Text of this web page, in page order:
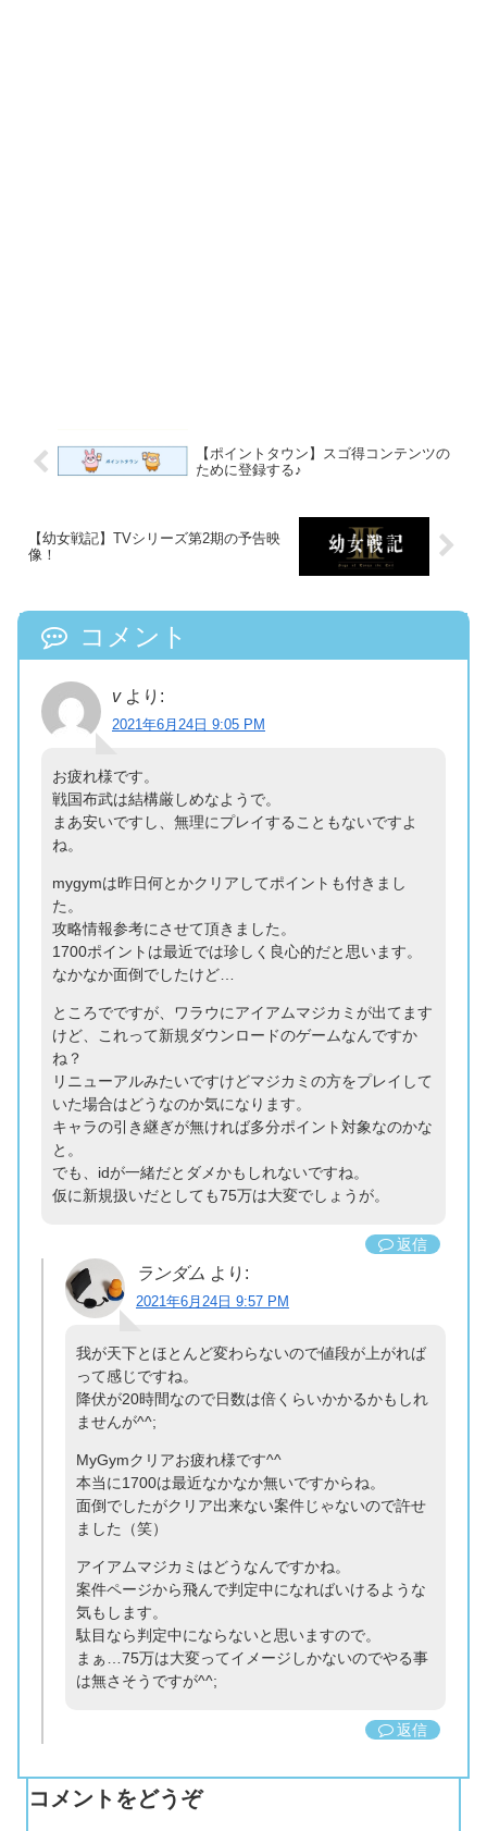
【ポイントタウン】スゴ得コンテンツの
ために登録する♪
【幼女戦記】TVシリーズ第2期の予告映
像！
コメント
v より:
2021年6月24日 9:05 PM
お疲れ様です。
戦国布武は結構厳しめなようで。
まあ安いですし、無理にプレイすることもないですよ
ね。
mygymは昨日何とかクリアしてポイントも付きまし
た。
攻略情報参考にさせて頂きました。
1700ポイントは最近では珍しく良心的だと思います。
なかなか面倒でしたけど…
ところでですが、ワラウにアイアムマジカミが出てます
けど、これって新規ダウンロードのゲームなんですか
ね？
リニューアルみたいですけどマジカミの方をプレイして
いた場合はどうなのか気になります。
キャラの引き継ぎが無ければ多分ポイント対象なのかな
と。
でも、idが一緒だとダメかもしれないですね。
仮に新規扱いだとしても75万は大変でしょうが。
返信
ランダム より:
2021年6月24日 9:57 PM
我が天下とほとんど変わらないので値段が上がれば
って感じですね。
降伏が20時間なので日数は倍くらいかかるかもしれ
ませんが^^;
MyGymクリアお疲れ様です^^
本当に1700は最近なかなか無いですからね。
面倒でしたがクリア出来ない案件じゃないので許せ
ました（笑）
アイアムマジカミはどうなんですかね。
案件ページから飛んで判定中になればいけるような
気もします。
駄目なら判定中にならないと思いますので。
まぁ…75万は大変ってイメージしかないのでやる事
は無さそうですが^^;
返信
コメントをどうぞ